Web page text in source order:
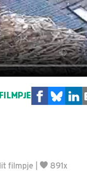
filmpje
891x